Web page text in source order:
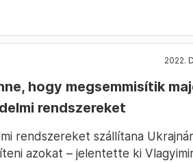
2022.
hogy megsemmisítik
rendszereket
rendszereket szállítana
azokat – jelentette ki